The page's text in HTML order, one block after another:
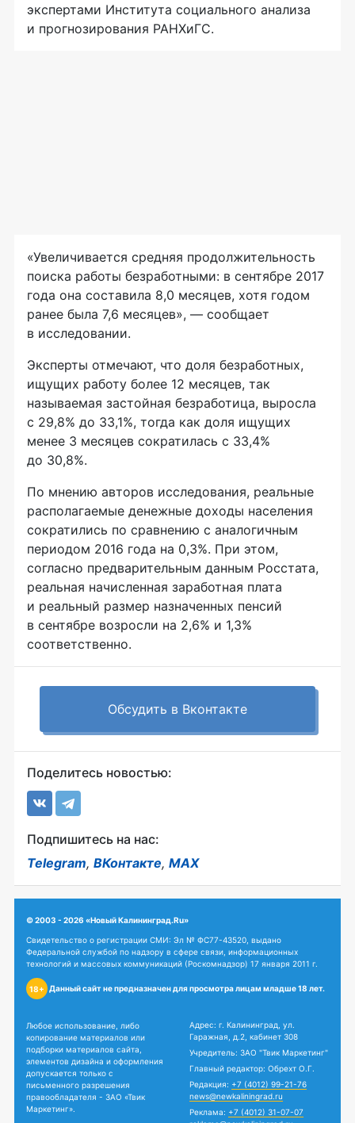
экспертами Института социального анализа
и прогнозирования РАНХиГС.
«Увеличивается средняя продолжительность
поиска работы безработными: в сентябре 2017
года она составила 8,0 месяцев, хотя годом
ранее была 7,6 месяцев», — сообщает
в исследовании.
Эксперты отмечают, что доля безработных,
ищущих работу более 12 месяцев, так
называемая застойная безработица, выросла
с 29,8% до 33,1%, тогда как доля ищущих
менее 3 месяцев сократилась с 33,4%
до 30,8%.
По мнению авторов исследования, реальные
располагаемые денежные доходы населения
сократились по сравнению с аналогичным
периодом 2016 года на 0,3%. При этом,
согласно предварительным данным Росстата,
реальная начисленная заработная плата
и реальный размер назначенных пенсий
в сентябре возросли на 2,6% и 1,3%
соответственно.
Обсудить в Вконтакте
Поделитесь новостью:
Подпишитесь на нас:
Telegram, ВКонтакте, MAX
© 2003 - 2026 «Новый Калининград.Ru»
Свидетельство о регистрации СМИ: Эл № ФС77-43520, выдано
Федеральной службой по надзору в сфере связи, информационных
технологий и массовых коммуникаций (Роскомнадзор) 17 января 2011 г.
18+ Данный сайт не предназначен для просмотра лицам младше 18 лет.
Любое использование, либо
копирование материалов или
подборки материалов сайта,
элементов дизайна и оформления
допускается только с
письменного разрешения
правообладателя - ЗАО «Твик
Маркетинг».
Адрес: г. Калининград, ул.
Гаражная, д.2, кабинет 308
Учредитель: ЗАО "Твик Маркетинг"
Главный редактор: Обрехт О.Г.
Редакция: +7 (4012) 99-21-76
news@newkaliningrad.ru
Реклама: +7 (4012) 31-07-07